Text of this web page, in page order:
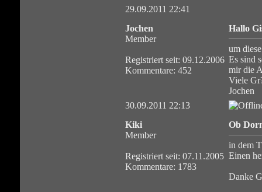
29.09.2011 22:41
Jochen
Member
Registriert seit: 09.12.2006
Kommentare: 452
Hallo
um
Es sind
mir die
Viele
Jochen
30.09.2011 22:13
Kiki
Member
Registriert seit: 07.11.2005
Kommentare: 1783
Ob
in dem
Einen
Danke